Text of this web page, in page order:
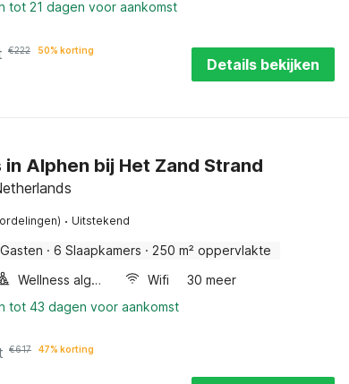
tot 21 dagen voor aankomst
€222 50% korting
Details bekijken
Alphen bij Het Zand Strand
· Uitstekend
· 6 Slaapkamers · 250 m² oppervlakte
Wellness algemeen Wifi
30 meer
tot 43 dagen voor aankomst
€617 47% korting